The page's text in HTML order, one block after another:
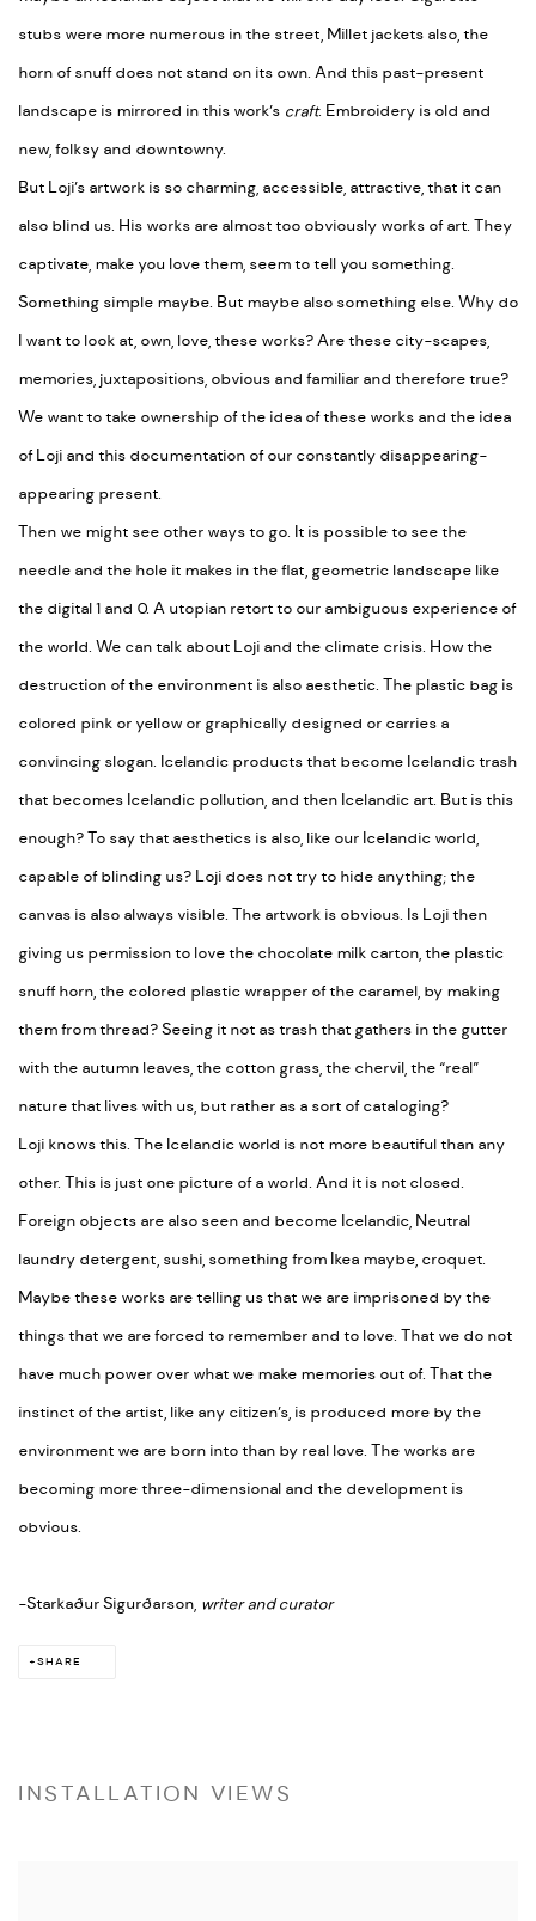
stubs were more numerous in the street, Millet jackets also, the
horn of snuff does not stand on its own. And this past-present
landscape is mirrored in this work’s craft. Embroidery is old and
new, folksy and downtowny.
But Loji’s artwork is so charming, accessible, attractive, that it can
also blind us. His works are almost too obviously works of art. They
captivate, make you love them, seem to tell you something.
Something simple maybe. But maybe also something else. Why do
I want to look at, own, love, these works? Are these city-scapes,
memories, juxtapositions, obvious and familiar and therefore true?
We want to take ownership of the idea of these works and the idea
of Loji and this documentation of our constantly disappearing-
appearing present.
Then we might see other ways to go. It is possible to see the
needle and the hole it makes in the flat, geometric landscape like
the digital 1 and 0. A utopian retort to our ambiguous experience of
the world. We can talk about Loji and the climate crisis. How the
destruction of the environment is also aesthetic. The plastic bag is
colored pink or yellow or graphically designed or carries a
convincing slogan. Icelandic products that become Icelandic trash
that becomes Icelandic pollution, and then Icelandic art. But is this
enough? To say that aesthetics is also, like our Icelandic world,
capable of blinding us? Loji does not try to hide anything; the
canvas is also always visible. The artwork is obvious. Is Loji then
giving us permission to love the chocolate milk carton, the plastic
snuff horn, the colored plastic wrapper of the caramel, by making
them from thread? Seeing it not as trash that gathers in the gutter
with the autumn leaves, the cotton grass, the chervil, the “real”
nature that lives with us, but rather as a sort of cataloging?
Loji knows this. The Icelandic world is not more beautiful than any
other. This is just one picture of a world. And it is not closed.
Foreign objects are also seen and become Icelandic, Neutral
laundry detergent, sushi, something from Ikea maybe, croquet.
Maybe these works are telling us that we are imprisoned by the
things that we are forced to remember and to love. That we do not
have much power over what we make memories out of. That the
instinct of the artist, like any citizen’s, is produced more by the
environment we are born into than by real love. The works are
becoming more three-dimensional and the development is
obvious.
-Starkaður Sigurðarson, writer and curator
SHARE
INSTALLATION VIEWS